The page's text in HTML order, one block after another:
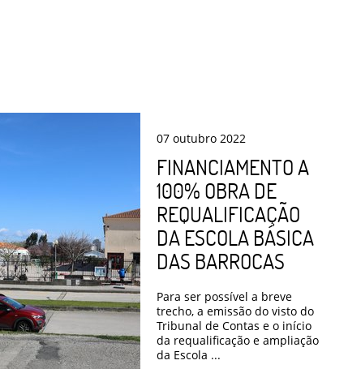
07 outubro 2022
FINANCIAMENTO A
100% OBRA DE
REQUALIFICAÇÃO
DA ESCOLA BÁSICA
DAS BARROCAS
Para ser possível a breve
trecho, a emissão do visto do
Tribunal de Contas e o início
da requalificação e ampliação
da Escola ...